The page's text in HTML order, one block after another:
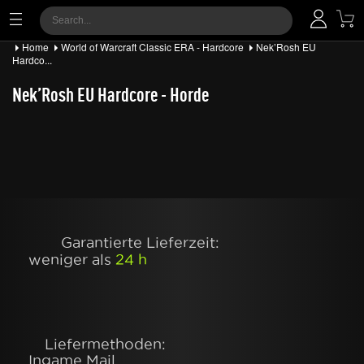
Home World of Warcraft Classic ERA - Hardcore
Nek’Rosh EU
Hardco...
Nek’Rosh EU Hardcore - Horde
Garantierte Lieferzeit:
weniger als 24 h
Liefermethoden:
Ingame Mail